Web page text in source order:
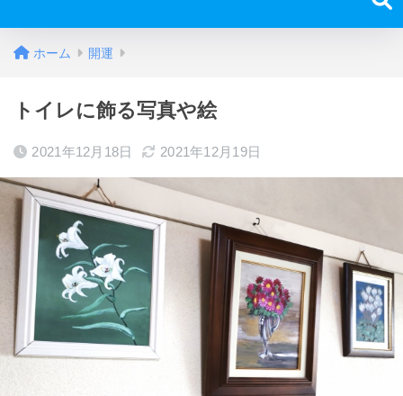
ホーム 開運
トイレに飾る写真や絵
2021年12月18日 2021年12月19日